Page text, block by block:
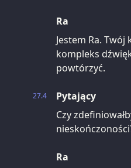
Ra
Jestem Ra.
kompleks
powtórzyć.
27.4
Pytający
Czy
Ra